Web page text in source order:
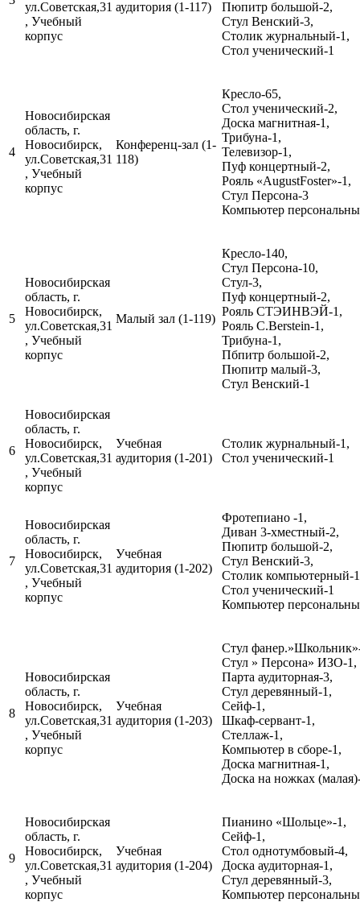
ул.Советская,31
, Учебный
корпус
аудитория (1-117)
Пюпитр большой-2,
Стул Венский-3,
Столик журнальный-1,
Стол ученический-1
4
Новосибирская
область, г.
Новосибирск,
ул.Советская,31
, Учебный
корпус
Конференц-зал (1-
118)
Кресло-65,
Стол ученический-2,
Доска магнитная-1,
Трибуна-1,
Телевизор-1,
Пуф концертный-2,
Рояль «AugustFoster»-1,
Стул Персона-3
Компьютер
5
Новосибирская
область, г.
Новосибирск,
ул.Советская,31
, Учебный
корпус
Малый зал (1-119)
Кресло-140,
Стул Персона-10,
Стул-3,
Пуф концертный-2,
Рояль СТЭИНВЭЙ-1,
Рояль C.Berstein-1,
Трибуна-1,
Пбпитр большой-2,
Пюпитр малый-3,
Стул Венский-1
6
Новосибирская
область, г.
Новосибирск,
ул.Советская,31
, Учебный
корпус
Учебная
аудитория (1-201)
Столик журнальный-1,
Стол ученический-1
7
Новосибирская
область, г.
Новосибирск,
ул.Советская,31
, Учебный
корпус
Учебная
аудитория (1-202)
Фротепиано -1,
Диван 3-хместный-2,
Пюпитр большой-2,
Стул Венский-3,
Столик компьютерный-
Стол ученический-1
Компьютер
8
Новосибирская
область, г.
Новосибирск,
ул.Советская,31
, Учебный
корпус
Учебная
аудитория (1-203)
Стул
Стул » Персона» ИЗО-1,
Парта аудиторная-3,
Стул деревянный-1,
Сейф-1,
Шкаф-сервант-1,
Стеллаж-1,
Компьютер в сборе-1,
Доска магнитная-1,
Доска на ножках
9
Новосибирская
область, г.
Новосибирск,
ул.Советская,31
, Учебный
корпус
Учебная
аудитория (1-204)
Пианино «Шольце»-1,
Сейф-1,
Стол однотумбовый-4,
Доска аудиторная-1,
Стул деревянный-3,
Компьютер